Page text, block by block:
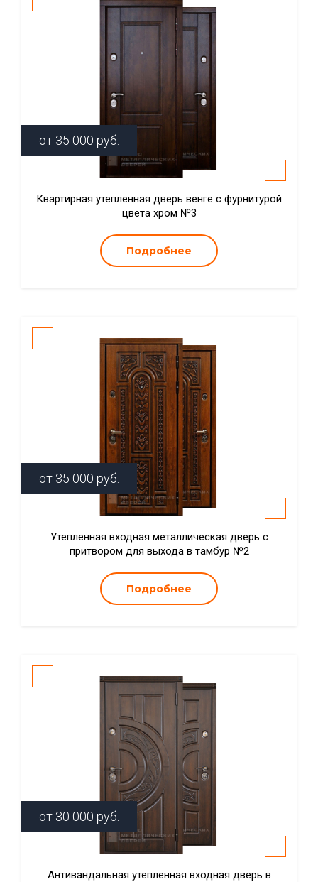
от 35 000 руб.
Квартирная утепленная дверь венге с фурнитурой
цвета хром №3
Подробнее
от 35 000 руб.
Утепленная входная металлическая дверь с
притвором для выхода в тамбур №2
Подробнее
от 30 000 руб.
Антивандальная утепленная входная дверь в